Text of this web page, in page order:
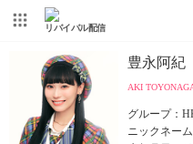
リバイバル配信
豊永阿紀
AKI
グループ：
ニックネー